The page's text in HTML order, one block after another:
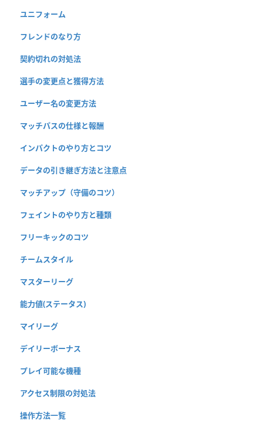
ユニフォーム
フレンドのなり方
契約切れの対処法
選手の変更点と獲得方法
ユーザー名の変更方法
マッチパスの仕様と報酬
インパクトのやり方とコツ
データの引き継ぎ方法と注意点
マッチアップ（守備のコツ）
フェイントのやり方と種類
フリーキックのコツ
チームスタイル
マスターリーグ
能力値(ステータス)
マイリーグ
デイリーボーナス
プレイ可能な機種
アクセス制限の対処法
操作方法一覧